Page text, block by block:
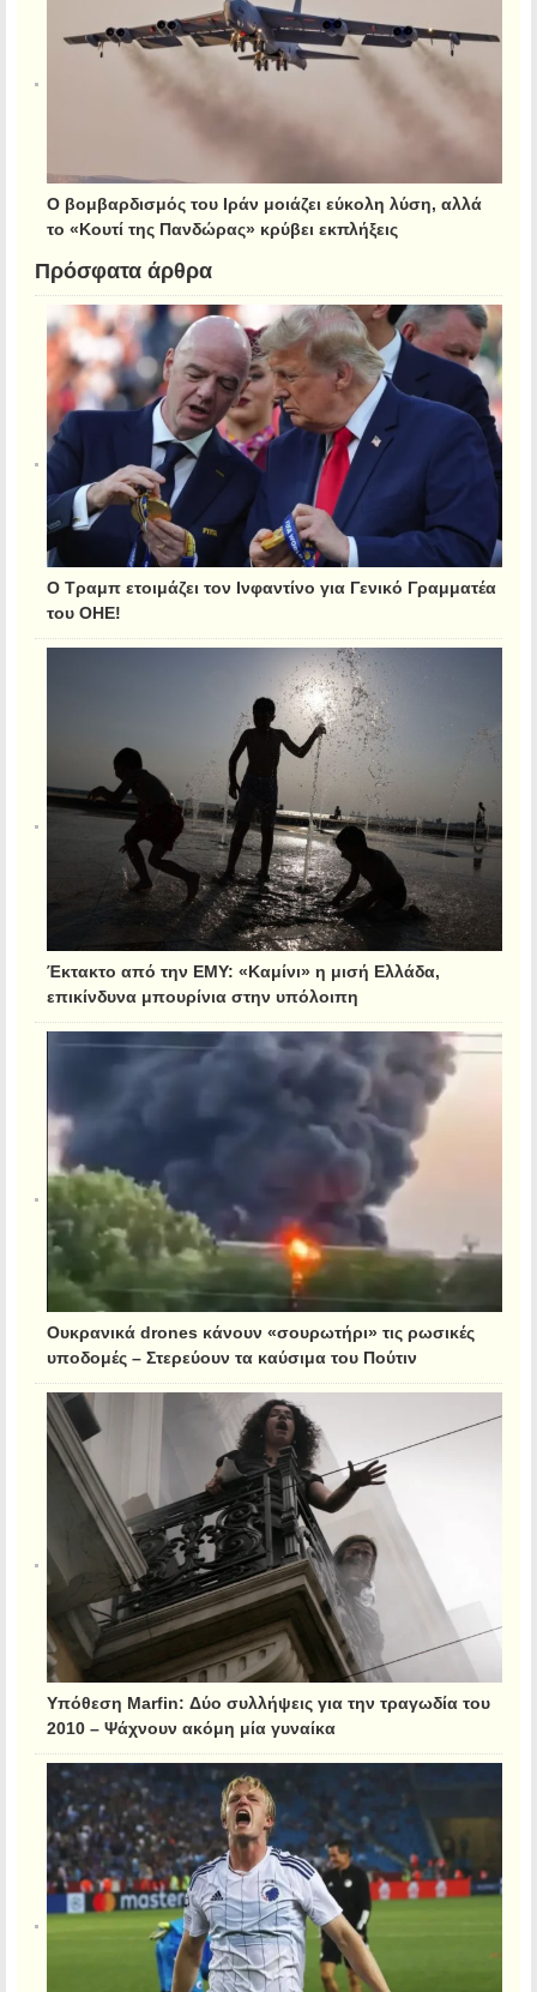
Ο βομβαρδισμός του Ιράν μοιάζει εύκολη λύση, αλλά
το «Κουτί της Πανδώρας» κρύβει εκπλήξεις
Πρόσφατα άρθρα
Ο Τραμπ ετοιμάζει τον Ινφαντίνο για Γενικό Γραμματέα
του ΟΗΕ!
Έκτακτο από την ΕΜΥ: «Καμίνι» η μισή Ελλάδα,
επικίνδυνα μπουρίνια στην υπόλοιπη
Ουκρανικά drones κάνουν «σουρωτήρι» τις ρωσικές
υποδομές – Στερεύουν τα καύσιμα του Πούτιν
Υπόθεση Marfin: Δύο συλλήψεις για την τραγωδία του
2010 – Ψάχνουν ακόμη μία γυναίκα